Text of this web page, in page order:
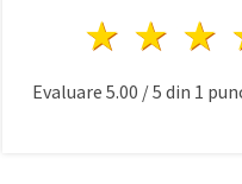
2
1 stea
Evaluare 5.00 /5 din 1